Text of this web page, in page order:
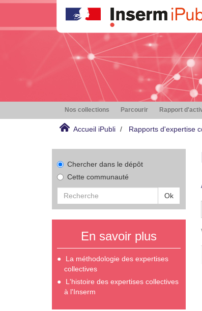
Nos collections Parcourir Rapport
Accueil iPubli Rapports d'expertise
Chercher dans le dépôt
Cette communauté
Ok
En savoir plus
La méthodologie des expertises
collectives
L'histoire des expertises collectives
à l'Inserm